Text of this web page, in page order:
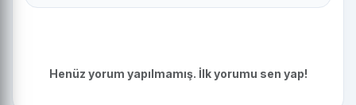
Henüz yorum yapılmamış. İlk yorumu sen yap!